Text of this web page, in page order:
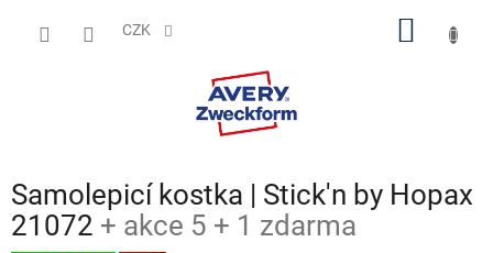
CZK
Samolepicí kostka | Stick'n by Hopax
21072 + akce 5 + 1 zdarma